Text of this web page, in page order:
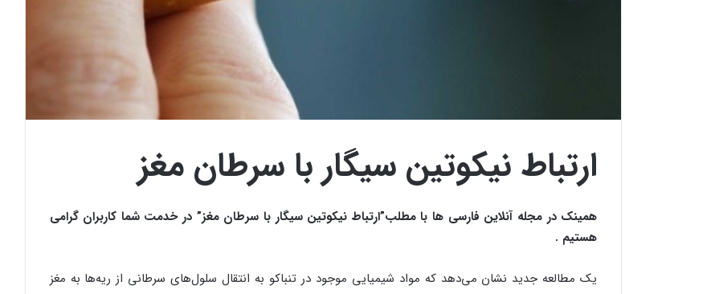
ارتباط نیکوتین سیگار با سرطان مغز
همینک در مجله آنلاین فارسی ها با مطلب”ارتباط نیکوتین سیگار با سرطان مغز” در خدمت شما کاربران گرامی
هستیم .
یک مطالعه جدید نشان می‌دهد که مواد شیمیایی موجود در تنباکو به انتقال سلول‌های سرطانی از ریه‌ها به مغز